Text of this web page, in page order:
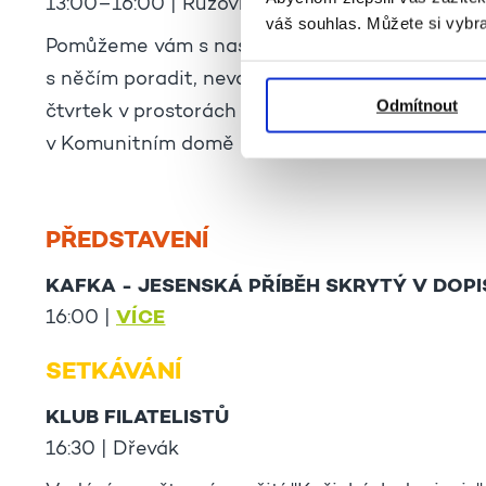
váš souhlas. Můžete si
Odmítnout
13:00–16:00 | Růžovka
Pomůžeme vám s nastavením telefonu,
s něčím poradit, neváhejte se na nás obrátit.
čtvrtek v prostorách Komunitního domu. Na
v Komunitním domě nebo na recepci.
PŘEDSTAVENÍ
KAFKA - JESENSKÁ PŘÍBĚH SKRYTÝ V
16:00 | VÍCE
SETKÁVÁNÍ
KLUB FILATELISTŮ
16:30 | Dřevák